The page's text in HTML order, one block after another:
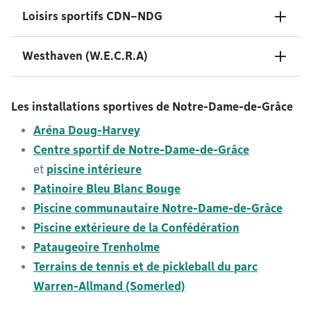
Loisirs sportifs CDN–NDG
Westhaven (W.E.C.R.A)
Les installations sportives de Notre-Dame-de-Grâce
Aréna Doug-Harvey
Centre sportif de Notre-Dame-de-Grâce
et piscine intérieure
Patinoire Bleu Blanc Bouge
Piscine communautaire Notre-Dame-de-Grâce
Piscine extérieure de la Confédération
Pataugeoire Trenholme
Terrains de tennis et de pickleball du parc
Warren-Allmand (Somerled)